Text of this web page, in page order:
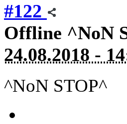
#122
Offline ^NoN
24.08.2018 -
^NoN STOP^